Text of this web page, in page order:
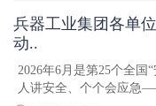
兵器工业集团各单
动..
2026年6月是第25个全国
人讲安全、个个会应急